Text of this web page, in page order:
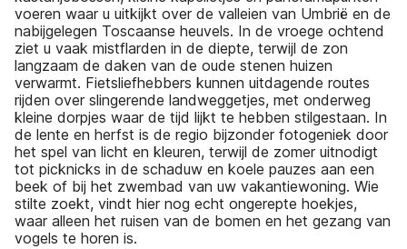
voeren waar u uitkijkt over de valleien van Umbrië en de
nabijgelegen Toscaanse heuvels. In de vroege ochtend
ziet u vaak mistflarden in de diepte, terwijl de zon
langzaam de daken van de oude stenen huizen
verwarmt. Fietsliefhebbers kunnen uitdagende routes
rijden over slingerende landweggetjes, met onderweg
kleine dorpjes waar de tijd lijkt te hebben stilgestaan. In
de lente en herfst is de regio bijzonder fotogeniek door
het spel van licht en kleuren, terwijl de zomer uitnodigt
tot picknicks in de schaduw en koele pauzes aan een
beek of bij het zwembad van uw vakantiewoning. Wie
stilte zoekt, vindt hier nog echt ongerepte hoekjes,
waar alleen het ruisen van de bomen en het gezang van
vogels te horen is.